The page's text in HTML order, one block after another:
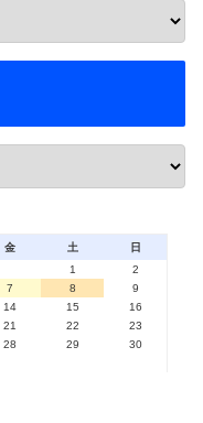
金 土
日
1
2
7 8
9
14 15
16
21 22
23
28 29
30